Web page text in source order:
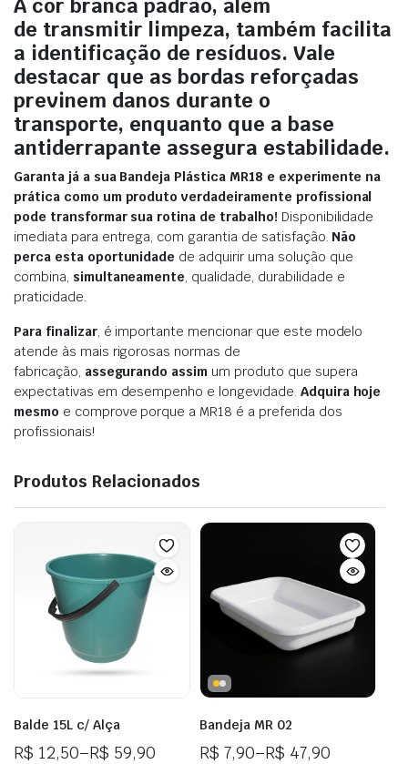
A cor branca padrão, além
de transmitir limpeza, também facilita
a identificação de resíduos. Vale
destacar que as bordas reforçadas
previnem danos durante o
transporte, enquanto que a base
antiderrapante assegura estabilidade.
Garanta já a sua Bandeja Plástica MR18 e experimente na
prática como um produto verdadeiramente profissional
pode transformar sua rotina de trabalho! Disponibilidade
imediata para entrega, com garantia de satisfação. Não
perca esta oportunidade de adquirir uma solução que
combina, simultaneamente, qualidade, durabilidade e
praticidade.
Para finalizar, é importante mencionar que este modelo
atende às mais rigorosas normas de
fabricação, assegurando assim um produto que supera
expectativas em desempenho e longevidade. Adquira hoje
mesmo e comprove porque a MR18 é a preferida dos
profissionais!
Produtos Relacionados
Balde 15L c/ Alça
R$ 12,50–R$ 59,90
Bandeja MR 02
R$ 7,90–R$ 47,90